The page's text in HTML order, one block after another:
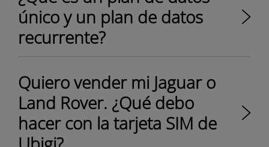
único y un plan de datos
recurrente?
Quiero vender mi Jaguar o
Land Rover. ¿Qué debo
hacer con la tarjeta SIM de